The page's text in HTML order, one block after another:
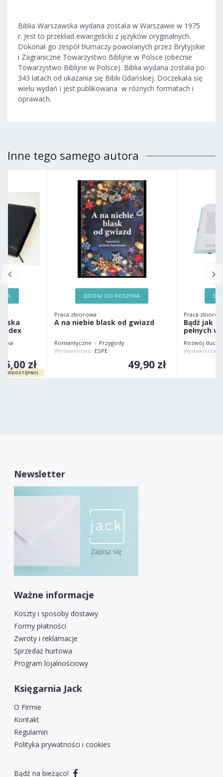
Biblia Warszawska wydana została w Warszawie w 1975
r. Jest to przekład ewangelicki z języków oryginalnych.
Dokonał go zespół tłumaczy powołanych przez Brytyjskie
i Zagraniczne Towarzystwo Biblijne w Polsce (obecnie
Towarzystwo Biblijne w Polsce). Biblia wydana została po
343 latach od ukazania się Biblii Gdańskiej. Doczekała się
wielu wydań i jest publikowana w różnych formatach i
oprawach.
Inne tego samego autora
index
zł
DODAJ DO KOSZYKA
Praca zbiorowa
A na niebie blask od gwiazd
Romantyczne
Przygody
Wydawnictwo: ESPE
49,90 zł
Praca
Bądź jak
pełnych
Rozwój
Newsletter
Ważne informacje
Koszty i sposoby dostawy
Formy płatności
Zwroty i reklamacje
Sprzedaż hurtowa
Program lojalnościowy
Księgarnia Jack
O Firmie
Kontakt
Regulamin
Polityka prywatności i cookies
Bądź na bieżąco!